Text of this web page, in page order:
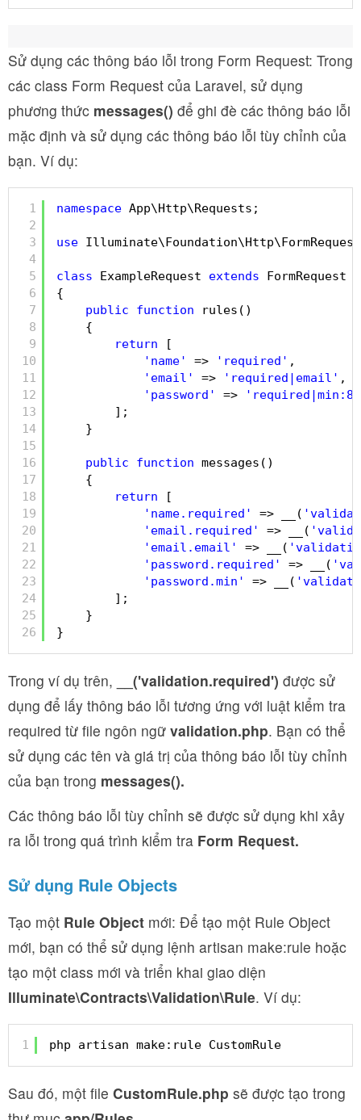
Sử dụng các thông báo lỗi trong Form Request: Trong
các class Form Request của Laravel, sử dụng
phương thức messages() để ghi đè các thông báo lỗi
mặc định và sử dụng các thông báo lỗi tùy chỉnh của
bạn. Ví dụ:
1
2
3
4
5
6
7
8
9
10
11
12
13
14
15
16
17
18
19
20
21
22
23
24
25
26
namespace App\Http\Requests;
use
class ExampleRequest extends
FormRequest
{
public
function
rules()
{
return
[
'name'
=> 'required' ,
'email'
=> 'required|email' ,
'password'
=>
'required|min:8'
];
}
public function messages()
{
return
[
'name.required'
=> __(
'email.required'
=> __(
'email.email'
=> __(
'password.required'
=> __(
'password.min'
=> __(
];
}
}
Trong ví dụ trên, __('validation.required') được sử
dụng để lấy thông báo lỗi tương ứng với luật kiểm tra
required từ file ngôn ngữ validation.php. Bạn có thể
sử dụng các tên và giá trị của thông báo lỗi tùy chỉnh
của bạn trong messages().
Các thông báo lỗi tùy chỉnh sẽ được sử dụng khi xảy
ra lỗi trong quá trình kiểm tra Form Request.
Sử dụng Rule Objects
Tạo một Rule Object mới: Để tạo một Rule Object
mới, bạn có thể sử dụng lệnh artisan make:rule hoặc
tạo một class mới và triển khai giao diện
Illuminate\Contracts\Validation\Rule. Ví dụ:
1 php artisan make:rule CustomRule
Sau đó, một file CustomRule.php sẽ được tạo trong